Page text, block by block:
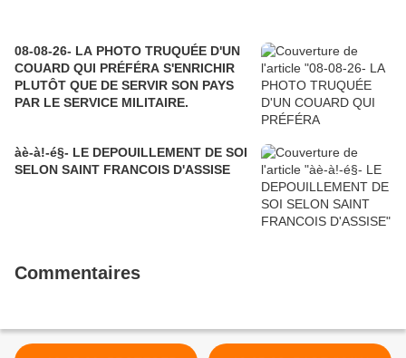
08-08-26- LA PHOTO TRUQUÉE D'UN
COUARD QUI PRÉFÉRA S'ENRICHIR
PLUTÔT QUE DE SERVIR SON PAYS
PAR LE SERVICE MILITAIRE.
àè-à!-é§- LE DEPOUILLEMENT DE SOI
SELON SAINT FRANCOIS D'ASSISE
Commentaires